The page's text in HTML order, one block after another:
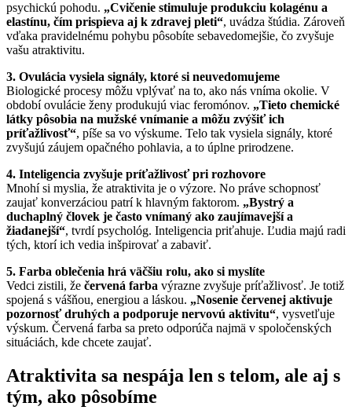
psychickú pohodu. „Cvičenie stimuluje produkciu kolagénu a
elastínu, čím prispieva aj k zdravej pleti“, uvádza štúdia. Zároveň
vďaka pravidelnému pohybu pôsobíte sebavedomejšie, čo zvyšuje
vašu atraktivitu.
3. Ovulácia vysiela signály, ktoré si neuvedomujeme
Biologické procesy môžu vplývať na to, ako nás vníma okolie. V
období ovulácie ženy produkujú viac feromónov. „Tieto chemické
látky pôsobia na mužské vnímanie a môžu zvýšiť ich
príťažlivosť“, píše sa vo výskume. Telo tak vysiela signály, ktoré
zvyšujú záujem opačného pohlavia, a to úplne prirodzene.
4. Inteligencia zvyšuje príťažlivosť pri rozhovore
Mnohí si myslia, že atraktivita je o výzore. No práve schopnosť
zaujať konverzáciou patrí k hlavným faktorom. „Bystrý a
duchaplný človek je často vnímaný ako zaujímavejší a
žiadanejší“, tvrdí psychológ. Inteligencia priťahuje. Ľudia majú radi
tých, ktorí ich vedia inšpirovať a zabaviť.
5. Farba oblečenia hrá väčšiu rolu, ako si myslíte
Vedci zistili, že červená farba výrazne zvyšuje príťažlivosť. Je totiž
spojená s vášňou, energiou a láskou. „Nosenie červenej aktivuje
pozornosť druhých a podporuje nervovú aktivitu“, vysvetľuje
výskum. Červená farba sa preto odporúča najmä v spoločenských
situáciách, kde chcete zaujať.
Atraktivita sa nespája len s telom, ale aj s
tým, ako pôsobíme